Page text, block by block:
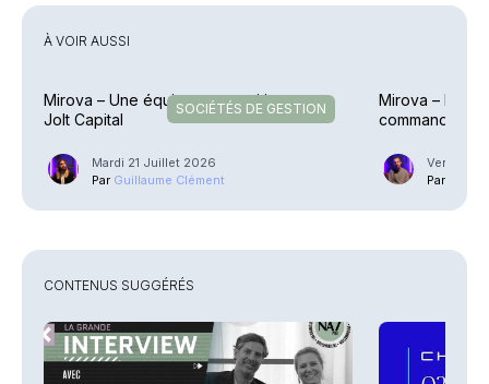
À VOIR AUSSI
SOCIÉTÉS DE GESTION
Mirova – Une équipe en transition vers
Jolt Capital
Mardi 21 Juillet 2026
Par Guillaume Clément
Mirova – Léa
commandes
Vendredi
Par
CONTENUS SUGGÉRÉS